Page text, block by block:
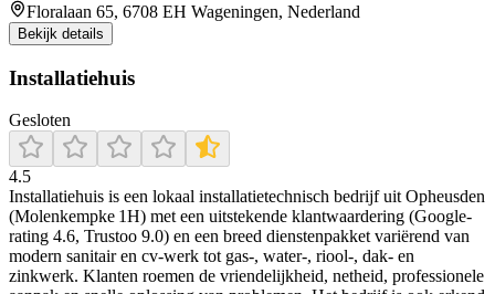
Floralaan 65, 6708 EH Wageningen, Nederland
Bekijk details
Installatiehuis
Gesloten
4.5
Installatiehuis is een lokaal installatietechnisch bedrijf uit Opheusden
(Molenkempke 1H) met een uitstekende klantwaardering (Google-
rating 4.6, Trustoo 9.0) en een breed dienstenpakket variërend van
modern sanitair en cv-werk tot gas‑, water‑, riool‑, dak‑ en
zinkwerk. Klanten roemen de vriendelijkheid, netheid, professionele